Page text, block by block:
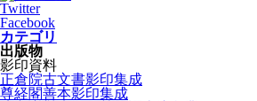
Twitter
Facebook
カテゴリ
出版物
影印資料
正倉院古文書影印集成
尊経閣善本影印集成